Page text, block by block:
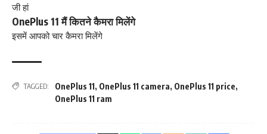
जी हां
OnePlus 11 मैं कितने कैमरा मिलेंगे
इसमें आपको चार कैमरा मिलेंगे
TAGGED: OnePlus 11, OnePlus 11 camera, OnePlus 11 price,
OnePlus 11 ram